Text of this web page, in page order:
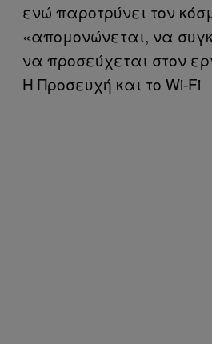
ενώ παροτρύνει τον
«απομονώνεται, να
να προσεύχεται στον
Η Προσευχή και το Wi-Fi